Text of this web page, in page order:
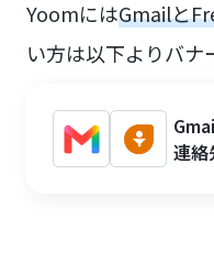
YoomにはGmailと
い方は以下よりバナ
連絡